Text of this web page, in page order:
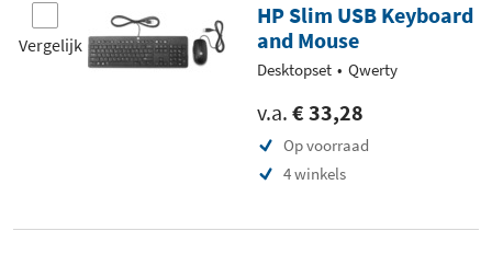
Vergelijk
HP Slim USB Keyboard
and Mouse
Desktopset Qwerty
v.a. € 33,28
Op voorraad
4 winkels